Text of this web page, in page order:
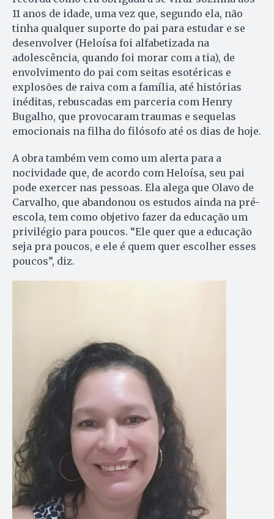
11 anos de idade, uma vez que, segundo ela, não
tinha qualquer suporte do pai para estudar e se
desenvolver (Heloísa foi alfabetizada na
adolescência, quando foi morar com a tia), de
envolvimento do pai com seitas esotéricas e
explosões de raiva com a família, até histórias
inéditas, rebuscadas em parceria com Henry
Bugalho, que provocaram traumas e sequelas
emocionais na filha do filósofo até os dias de hoje.
A obra também vem como um alerta para a
nocividade que, de acordo com Heloísa, seu pai
pode exercer nas pessoas. Ela alega que Olavo de
Carvalho, que abandonou os estudos ainda na pré-
escola, tem como objetivo fazer da educação um
privilégio para poucos. “Ele quer que a educação
seja pra poucos, e ele é quem quer escolher esses
poucos”, diz.